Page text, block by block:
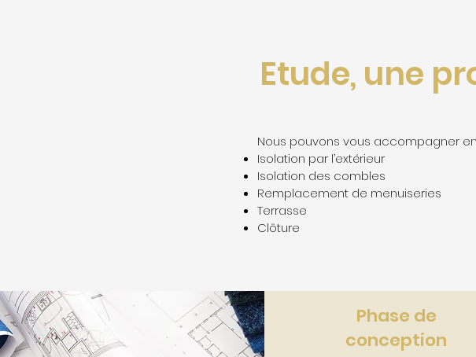
Etude, une
Nous pouvons vous accompagner
Isolation par l’extérieur
Isolation des combles
Remplacement de menuiseries
Terrasse
Clôture
Phase de
conception